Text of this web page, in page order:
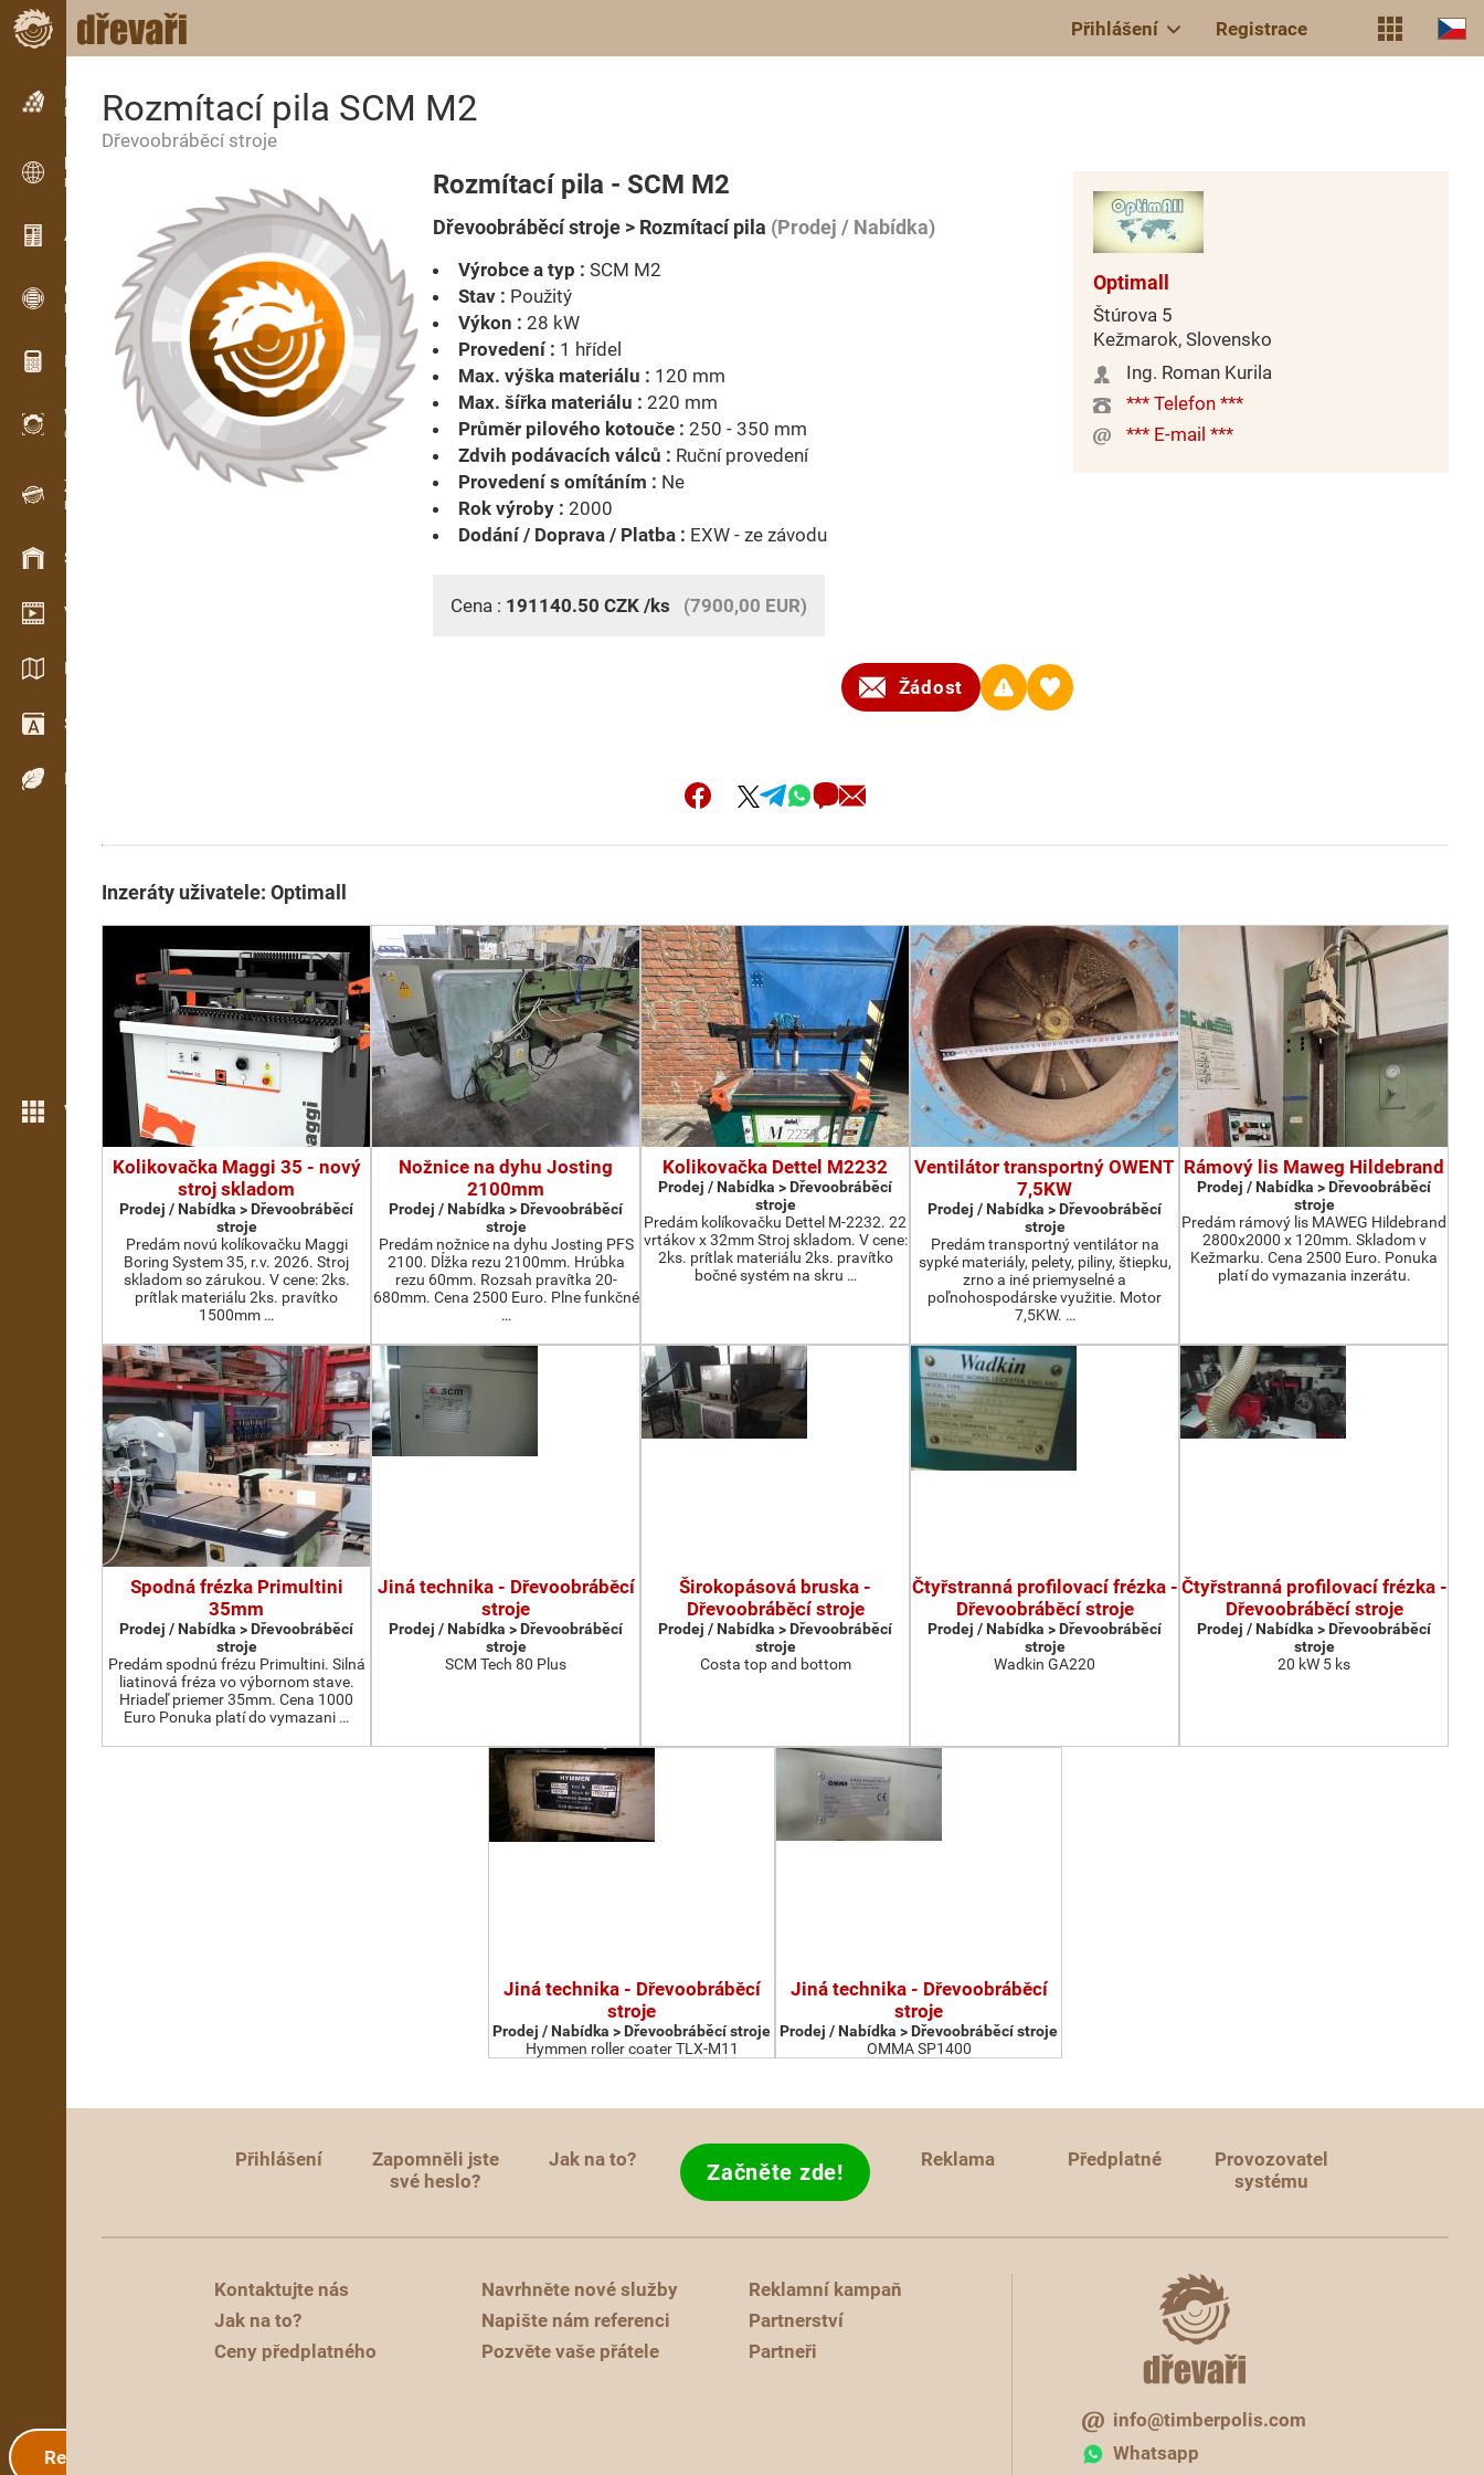
Přihlášení Registrace
Inzerce
Řádková inzerce
Inzerce
Mezinárodní inzerce
Aktuality / Články
OPTI-TIMB
Pořezová schémata
Dřevařské kalkulačky
WoodProfi
Objem dřeva s AI
Záznamník
Evidence dřeva v terénu
Skladové hospodářství
Video showroom
Katalogy / Brožury
Slovník
Dřeviny
Více možností
Registrace
Rozmítací pila SCM M2
Dřevoobráběcí stroje
Rozmítací pila - SCM M2
Dřevoobráběcí stroje > Rozmítací pila (Prodej / Nabídka)
Výrobce a typ : SCM M2
Stav : Použitý
Výkon : 28 kW
Provedení : 1 hřídel
Max. výška materiálu : 120 mm
Max. šířka materiálu : 220 mm
Průměr pilového kotouče : 250 - 350 mm
Zdvih podávacích válců : Ruční provedení
Provedení s omítáním : Ne
Rok výroby : 2000
Dodání / Doprava / Platba : EXW - ze závodu
Cena : 191140.50 CZK /ks (7900,00 EUR)
Žádost
Optimall
Štúrova 5
Kežmarok, Slovensko
Ing. Roman Kurila
*** Telefon ***
*** E-mail ***
Inzeráty uživatele: Optimall
Kolikovačka Maggi 35 - nový
stroj skladom
Prodej / Nabídka > Dřevoobráběcí
stroje
Predám novú kolíkovačku Maggi
Boring System 35, r.v. 2026. Stroj
skladom so zárukou. V cene: 2ks.
prítlak materiálu 2ks. pravítko
1500mm …
Nožnice na dyhu Josting
2100mm
Prodej / Nabídka > Dřevoobráběcí
stroje
Predám nožnice na dyhu Josting PFS
2100. Dĺžka rezu 2100mm. Hrúbka
rezu 60mm. Rozsah pravítka 20-
680mm. Cena 2500 Euro. Plne funkčné
…
Kolikovačka Dettel M2232
Prodej / Nabídka > Dřevoobráběcí
stroje
Predám kolíkovačku Dettel M-2232. 22
vrtákov x 32mm Stroj skladom. V cene:
2ks. prítlak materiálu 2ks. pravítko
bočné systém na skru …
Ventilátor transportný OWENT
7,5KW
Prodej / Nabídka > Dřevoobráběcí
stroje
Predám transportný ventilátor na
sypké materiály, pelety, piliny, štiepku,
zrno a iné priemyselné a
poľnohospodárske využitie. Motor
7,5KW. …
Rámový lis Maweg Hildebrand
Prodej / Nabídka > Dřevoobráběcí
stroje
Predám rámový lis MAWEG Hildebrand
2800x2000 x 120mm. Skladom v
Kežmarku. Cena 2500 Euro. Ponuka
platí do vymazania inzerátu.
Spodná frézka Primultini
35mm
Prodej / Nabídka > Dřevoobráběcí
stroje
Predám spodnú frézu Primultini. Silná
liatinová fréza vo výbornom stave.
Hriadeľ priemer 35mm. Cena 1000
Euro Ponuka platí do vymazani …
Jiná technika - Dřevoobráběcí
stroje
Prodej / Nabídka > Dřevoobráběcí
stroje
SCM Tech 80 Plus
Širokopásová bruska -
Dřevoobráběcí stroje
Prodej / Nabídka > Dřevoobráběcí
stroje
Costa top and bottom
Čtyřstranná profilovací frézka -
Dřevoobráběcí stroje
Prodej / Nabídka > Dřevoobráběcí
stroje
Wadkin GA220
Čtyřstranná profilovací frézka -
Dřevoobráběcí stroje
Prodej / Nabídka > Dřevoobráběcí
stroje
20 kW 5 ks
Jiná technika - Dřevoobráběcí
stroje
Prodej / Nabídka > Dřevoobráběcí stroje
Hymmen roller coater TLX-M11
Jiná technika - Dřevoobráběcí
stroje
Prodej / Nabídka > Dřevoobráběcí stroje
OMMA SP1400
Přihlášení
Zapomněli jste
své heslo?
Jak na to? Začněte zde! Reklama Předplatné
Provozovatel
systému
Kontaktujte nás
Jak na to?
Ceny předplatného
Navrhněte nové služby
Napište nám referenci
Pozvěte vaše přátele
Reklamní kampaň
Partnerství
Partneři
info@timberpolis.com
Whatsapp